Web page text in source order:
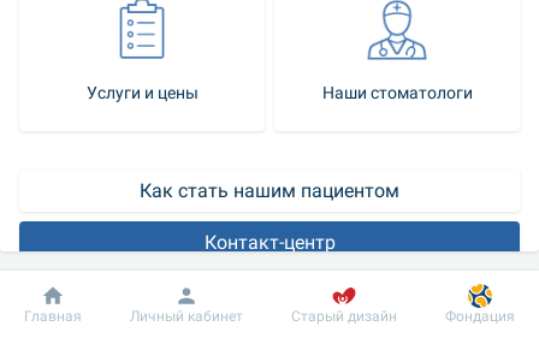
Услуги и цены Наши стоматологи
Как стать нашим пациентом
Контакт-центр
Удаление или потеря зубов несет с собой определенный
Добробут Информация Пациенту
Главная Личный кабинет Старый дизайн Фондация